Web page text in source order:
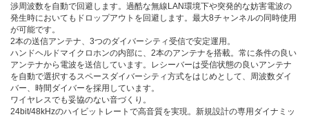
渉周波数を自動で回避します。過酷な無線LAN環境下や突発的な妨害電波の
発生時においてもドロップアウトを回避します。最大8チャンネルの同時使用
が可能です。
2本の送信アンテナ、3つのダイバーシティ受信で安定運用。
ハンドヘルドマイクロホンの内部に、2本のアンテナを搭載。常に条件の良い
アンテナから電波を送信しています。レシーバーは受信状態の良いアンテナ
を自動で選択するスペースダイバーシティ方式をはじめとして、周波数ダイ
バー、時間ダイバーを採用しています。
ワイヤレスでも妥協のない音づくり。
24bit/48kHzのハイビットレートで高音質を実現。新規設計の専用ダイナミッ